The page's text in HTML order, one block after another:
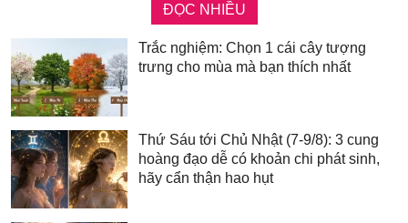
ĐỌC NHIỀU
Trắc nghiệm: Chọn 1 cái cây tượng
trưng cho mùa mà bạn thích nhất
Thứ Sáu tới Chủ Nhật (7-9/8): 3 cung
hoàng đạo dễ có khoản chi phát sinh,
hãy cẩn thận hao hụt